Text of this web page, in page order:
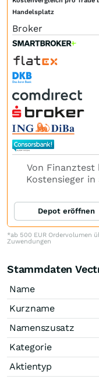
Handelsplatz
Broker
Von Finanztest
Kostensieger
Depot eröffnen
*ab 500 EUR Ordervolumen
Zuwendungen
Stammdaten
Name
Kurzname
Namenszusatz
Kategorie
Aktientyp